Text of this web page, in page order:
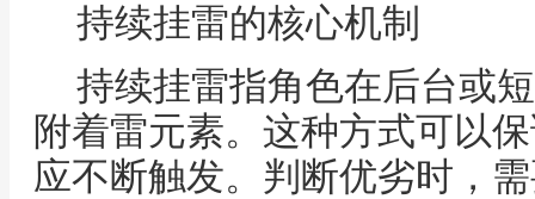
持续挂雷的核心机制
持续挂雷指角色在后台或
附着雷元素。这种方式可以
应不断触发。判断优劣时，